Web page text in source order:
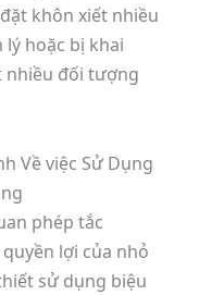
khôn xiết nhiều
hoặc bị khai
nhiều đối tượng
Về việc Sử Dụng
phép tắc
lợi của nhỏ
sử dụng biệu